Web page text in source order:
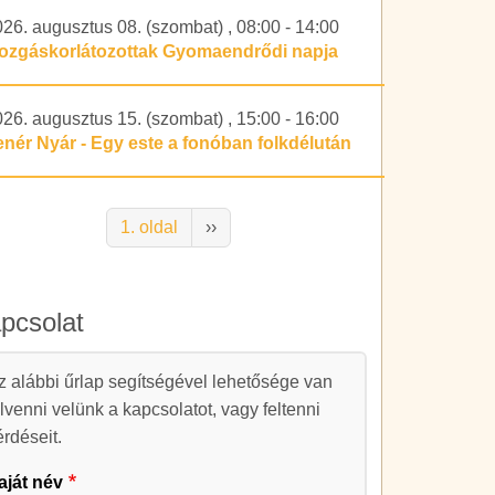
augusztus 08. (szombat) ,08:00 - 14:00
Gyomaendrődi napja
augusztus 15. (szombat) , 15:00 - 16:00
Nyár - Egy este a fonóban folkdélután
1. oldal
Következő oldal
››
alábbi űrlap segítségével lehetősége van
velünk a kapcsolatot, vagy feltenni
név